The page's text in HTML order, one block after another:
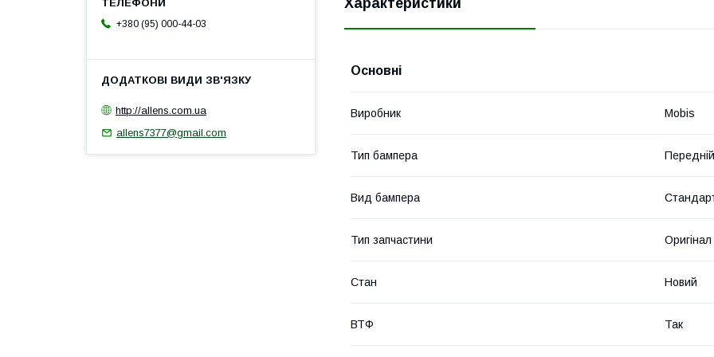
Характеристики
Основні
Виробник Mobis
Тип бампера Передній
Вид бампера
Тип запчастини Оригінал
Стан Новий
ВТФ Так
+380 (95) 000-44-03
http://allens.com.ua
allens7377@gmail.com